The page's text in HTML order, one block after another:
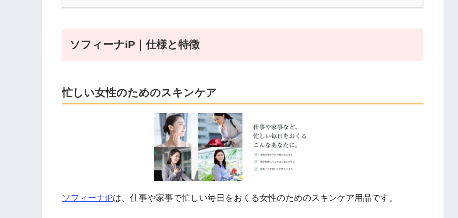
ソフィーナiP｜仕様と特徴
忙しい女性のためのスキンケア
ソフィーナiPは、仕事や家事で忙しい毎日をおくる女性のためのスキンケア用品です。